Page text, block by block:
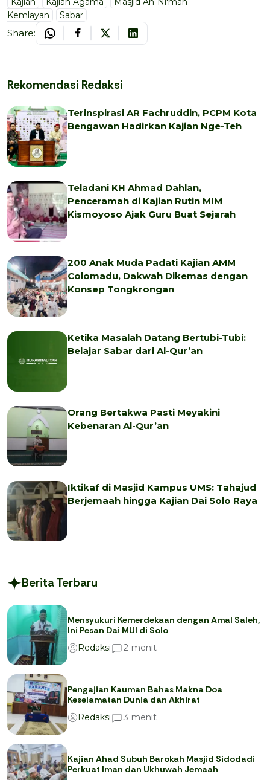
Kemlayan
Sabar
Share:
Rekomendasi Redaksi
Terinspirasi AR Fachruddin, PCPM Kota
Bengawan Hadirkan Kajian Nge-Teh
Teladani KH Ahmad Dahlan,
Penceramah di Kajian Rutin MIM
Kismoyoso Ajak Guru Buat Sejarah
200 Anak Muda Padati Kajian AMM
Colomadu, Dakwah Dikemas dengan
Konsep Tongkrongan
Ketika Masalah Datang Bertubi-Tubi:
Belajar Sabar dari Al-Qur’an
Orang Bertakwa Pasti Meyakini
Kebenaran Al-Qur’an
Iktikaf di Masjid Kampus UMS: Tahajud
Berjemaah hingga Kajian Dai Solo Raya
Berita Terbaru
Mensyukuri Kemerdekaan dengan Amal Saleh,
Ini Pesan Dai MUI di Solo
Redaksi
2 menit
Pengajian Kauman Bahas Makna Doa
Keselamatan Dunia dan Akhirat
Redaksi
3 menit
Kajian Ahad Subuh Barokah Masjid Sidodadi
Perkuat Iman dan Ukhuwah Jemaah